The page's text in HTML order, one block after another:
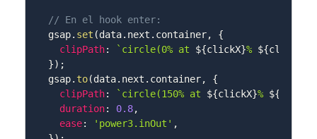
// En el hook enter:
gsap. set (data. next . container,
{
clipPath: ` circle(0% at ${clickX}% ${clickY
}) ;
gsap. to(data. next . container,
{
clipPath: ` circle(150% at ${clickX}% ${
duration: 0.8,
ease: 'power3.inOut' ,